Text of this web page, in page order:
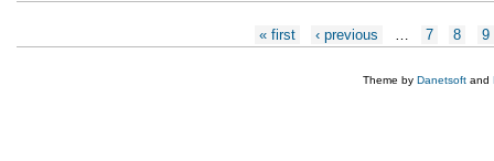
« first ‹ previous 7 8 9
Theme by Danetsoft and